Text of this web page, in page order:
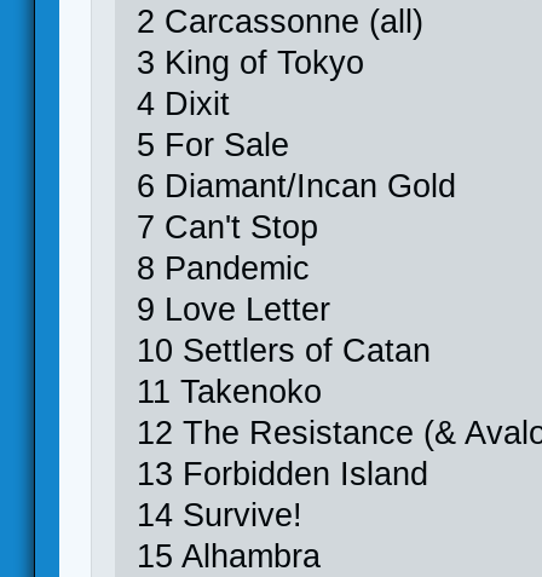
2 Carcassonne (all)
3 King of Tokyo
4 Dixit
5 For Sale
6 Diamant/Incan Gold
7 Can't Stop
8 Pandemic
9 Love Letter
10 Settlers of Catan
11 Takenoko
12 The Resistance (&
13 Forbidden Island
14 Survive!
15 Alhambra